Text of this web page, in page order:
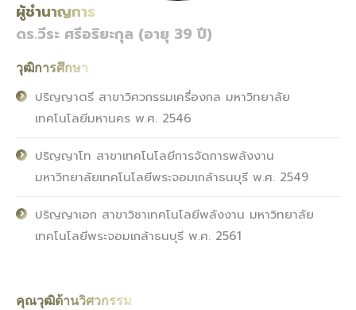
ผู้ชำนาญการ
ดร.วีระ ศรีอริยะกุล (อายุ 39 ปี)
วุฒิการศึกษา
ปริญญาตรี สาขาวิศวกรรมเครื่องกล มหาวิทยาลัย
เทคโนโลยีมหานคร พ.ศ. 2546
ปริญญาโท สาขาเทคโนโลยีการจัดการพลังงาน
มหาวิทยาลัยเทคโนโลยีพระจอมเกล้าธนบุรี พ.ศ. 2549
ปริญญาเอก สาขาวิชาเทคโนโลยีพลังงาน มหาวิทยาลัย
เทคโนโลยีพระจอมเกล้าธนบุรี พ.ศ. 2561
คุณวุฒิด้านวิศวกรรม